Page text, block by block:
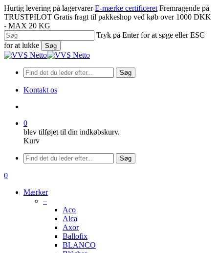
Spring
til
hovedindhold
Hurtig levering på lagervarer E-mærke certificeret Fremragende på
TRUSTPILOT Gratis fragt til pakkeshop ved køb over 1000 DKK
- MAX 20 KG
Tryk på Enter for at søge eller ESC
for at lukke
Søg
Luk
Søg
Kontakt os
0
blev tilføjet til din indkøbskurv.
Kurv
Menu
Søg
søge
0
Mærker
–
Aco
Alca
Axor
Ballofix
BLANCO